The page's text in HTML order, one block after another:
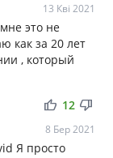
13 Кві 2021
это не
как за 20 лет
, который
thumb_up thumb_down
12
8 Бер 2021
Я просто